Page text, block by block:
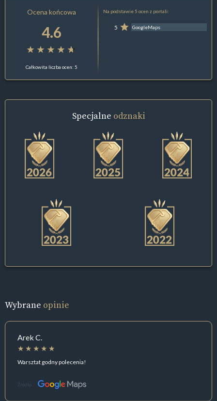
Ocena końcowa
4.6
Całkowita liczba ocen: 5
Na podstawie 5 ocen z portali:
5 GoogleMaps
Specjalne odznaki
Wybrane opinie
Arek C.
Warsztat godny polecenia!
Źródło: